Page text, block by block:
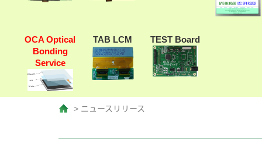
OCA Optical
Bonding
Service
TAB LCM TEST Board
> ニュースリリース